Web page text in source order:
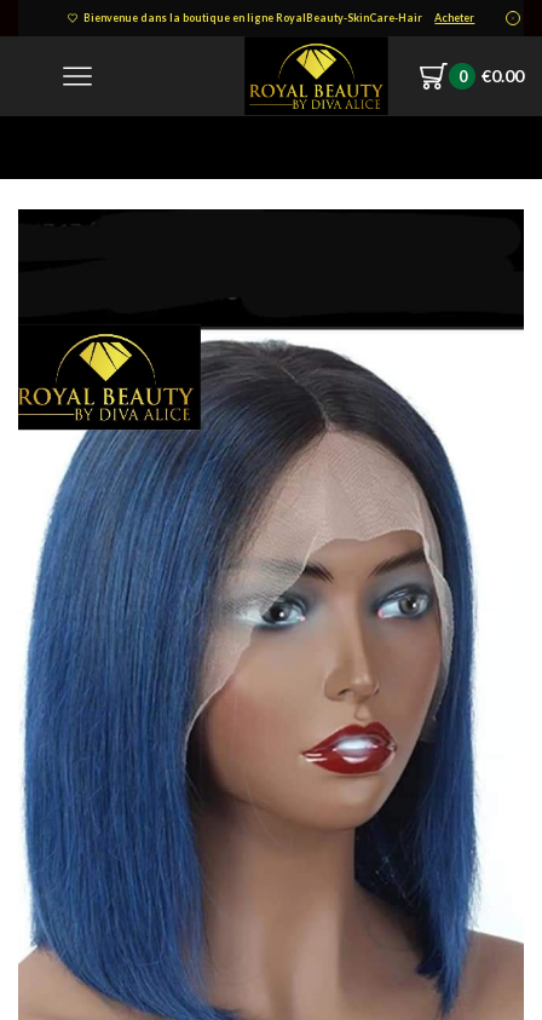
Bienvenue dans la boutique en ligne RoyalBeauty-SkinCare-Hair Acheter
0 €0.00